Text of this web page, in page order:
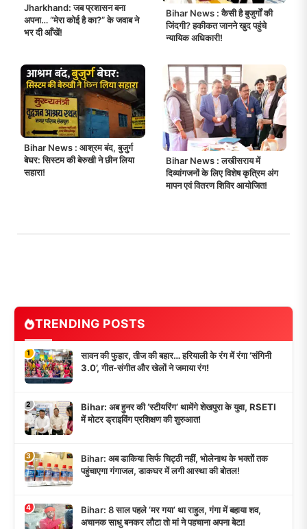
Jharkhand: जब प्रशासन बना
अपना… “मेरा कोई है का?” के जवाब ने
भर दी आँखें!
Bihar News : कैसी है बुजुर्गों की
जिंदगी? हकीकत जानने खुद पहुंचे
न्यायिक अधिकारी!
Bihar News : आश्रम बंद, बुजुर्ग
बेघर: सिस्टम की बेरुखी ने छीन लिया
सहारा!
Bihar News : लखीसराय में
दिव्यांगजनों के लिए विशेष कृत्रिम अंग
मापन एवं वितरण शिविर आयोजित!
TRENDING POSTS
1
सावन की फुहार, तीज की बहार… हरियाली के रंग में रंगा ‘संगिनी
3.0’, गीत-संगीत और खेलों ने जमाया रंग!
2
Bihar: अब हुनर की ‘स्टीयरिंग’ थामेंगे शेखपुरा के युवा, RSETI
में मोटर ड्राइविंग प्रशिक्षण की शुरुआत!
3
Bihar: अब डाकिया सिर्फ चिट्ठी नहीं, भोलेनाथ के भक्तों तक
पहुंचाएगा गंगाजल, डाकघर में लगी आस्था की बोतल!
4
Bihar: 8 साल पहले ‘मर गया’ था राहुल, गंगा में बहाया शव,
अचानक साधु बनकर लौटा तो मां ने पहचाना अपना बेटा!